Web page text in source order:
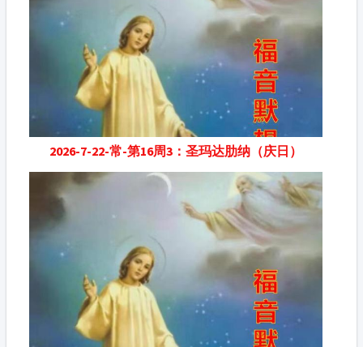
2026-7-22-常-第16周3：圣玛达肋纳（庆日）